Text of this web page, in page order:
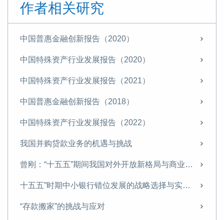
作者相关研究
中国普惠金融创新报告（2020）
中国特殊资产行业发展报告（2020）
中国特殊资产行业发展报告（2021）
中国普惠金融创新报告（2018）
中国特殊资产行业发展报告（2022）
我国并购贷款业务的机遇与挑战
曾刚：“十五五”期间我国对外开放新格局与商业银行经营策略
十五五”时期中小银行错位发展的战略选择与实施路径
“存款搬家”的挑战与应对